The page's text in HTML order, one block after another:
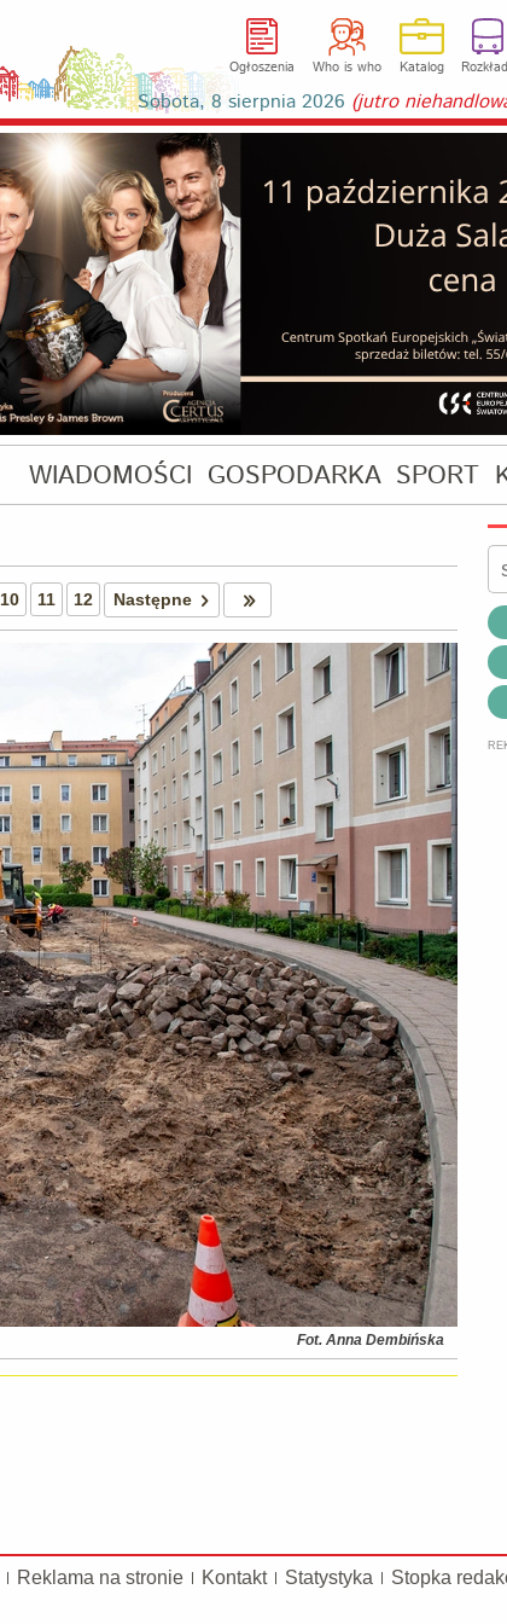
Ogłoszenia Who is who Katalog
Sobota, 8 sierpnia 2026 (jutro
WIADOMOŚCI GOSPODARKA SPORT
10 11 12 Następne
Fot. Anna Dembińska
Reklama na stronie Kontakt Statystyka Stopka